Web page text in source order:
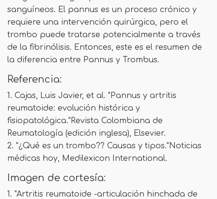
sanguíneos. El pannus es un proceso crónico y
requiere una intervención quirúrgica, pero el
trombo puede tratarse potencialmente a través
de la fibrinólisis. Entonces, este es el resumen de
la diferencia entre Pannus y Trombus.
Referencia:
1. Cajas, Luis Javier, et al. "Pannus y artritis
reumatoide: evolución histórica y
fisiopatológica."Revista Colombiana de
Reumatología (edición inglesa), Elsevier.
2. "¿Qué es un trombo?? Causas y tipos."Noticias
médicas hoy, Medilexicon International.
Imagen de cortesía:
1. "Artritis reumatoide -articulación hinchada de